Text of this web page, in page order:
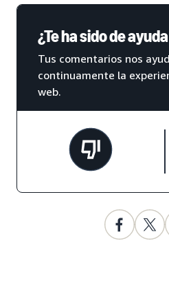
¿Te ha sido de
Tus comentarios nos
continuamente la
web.